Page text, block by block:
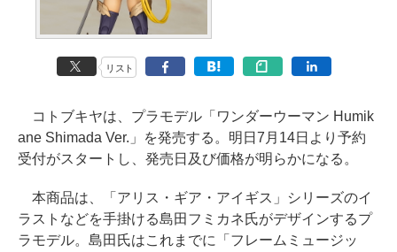
リスト
コトブキヤは、プラモデル「ワンダーウーマン Humik
ane Shimada Ver.」を発売する。明日7月14日より予約
受付がスタートし、発売日及び価格が明らかになる。
本商品は、「アリス・ギア・アイギス」シリーズのイ
ラストなどを手掛ける島田フミカネ氏がデザインするプ
ラモデル。島田氏はこれまでに「フレームミュージッ